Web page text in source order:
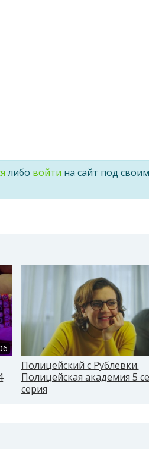
либо войти на сайт под своим
Полицейский с Рублевки.
Полицейская академия 5
серия